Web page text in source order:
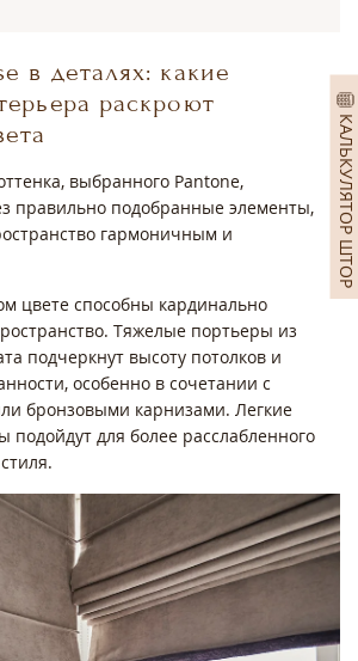
КАЛЬКУЛЯТОР ШТОР
в деталях: какие
раскроют
выбранного Pantone,
правильно подобранные элементы,
гармоничным и
цвете способны кардинально
Тяжелые портьеры из
подчеркнут высоту потолков и
особенно в сочетании с
бронзовыми карнизами. Легкие
для более расслабленного